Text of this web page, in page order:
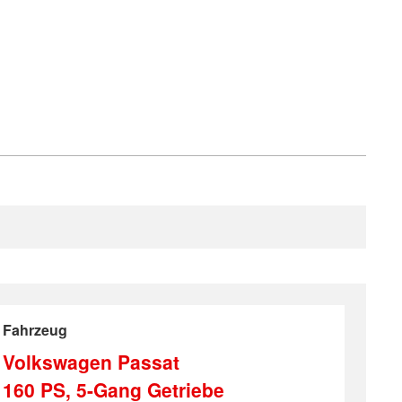
Fahrzeug
Volkswagen Passat
160 PS, 5-Gang Getriebe